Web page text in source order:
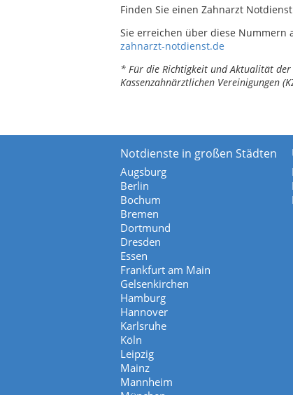
Finden Sie einen Zahnarzt
Sie erreichen über diese Nummern
zahnarzt-notdienst.de
* Für die Richtigkeit und Aktualität der
Kassenzahnärztlichen Vereinigungen
Notdienste in großen Städten
Augsburg
Berlin
Bochum
Bremen
Dortmund
Dresden
Essen
Frankfurt am Main
Gelsenkirchen
Hamburg
Hannover
Karlsruhe
Köln
Leipzig
Mainz
Mannheim